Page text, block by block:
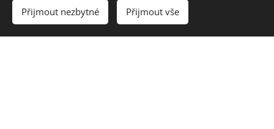
Přijmout nezbytné Přijmout vše